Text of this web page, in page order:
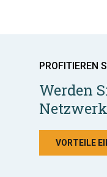
PROFITIEREN
Werden
VORTEILE